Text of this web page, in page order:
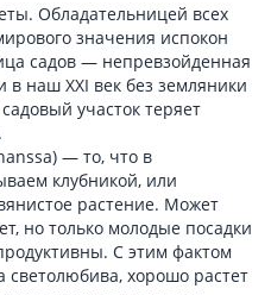
Обладательницей всех
значения испокон
садов — непревзойденная
в наш XXI век без земляники
участок теряет
— то, что в
клубникой, или
растение. Может
но только молодые посадки
С этим фактом
светолюбива, хорошо растет